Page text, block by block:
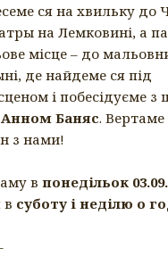
ся на хвильку до
на Лемковині, а
місце – до
де найдеме ся під
і побесідуєме
Анном Баняс. Вертаме
з нами!
впонедільок
в суботу і неділю о